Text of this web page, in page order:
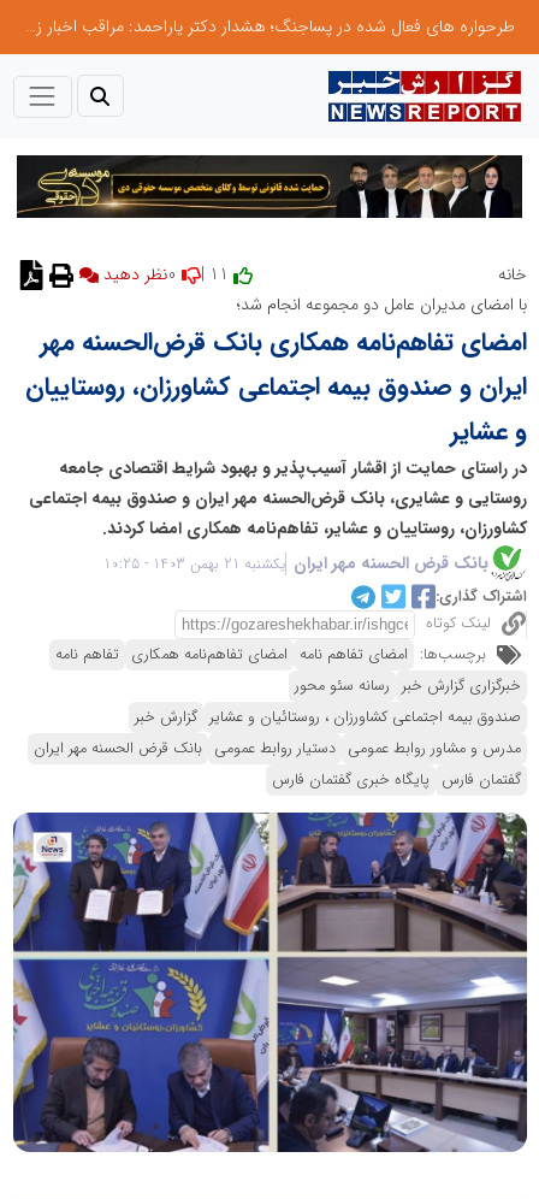
طرحواره های فعال شده در پساجنگ؛ هشدار دکتر یاراحمد: مراقب اخبار زرد و واکنش های هیجانی باشید
خانه
نظر دهید
با امضای مدیران عامل دو مجموعه انجام شد؛
امضای تفاهم‌نامه همکاری بانک قرض‌الحسنه مهر
ایران و صندوق بیمه اجتماعی کشاورزان، روستاییان
و عشایر
در راستای حمایت از اقشار آسیب‌پذیر و بهبود شرایط اقتصادی جامعه
روستایی و عشایری، بانک قرض‌الحسنه مهر ایران و صندوق بیمه اجتماعی
کشاورزان، روستاییان و عشایر، تفاهم‌نامه همکاری امضا کردند.
بانک قرض الحسنه مهر ایران یکشنبه 21 بهمن 1403 - 10:25
اشتراک گذاری:
لینک کوتاه
برچسب‌ها: امضای تفاهم نامه امضای تفاهم‌نامه همکاری تفاهم نامه
خبرگزاری گزارش خبر رسانه سئو محور
صندوق بیمه اجتماعی کشاورزان ، روستائیان و عشایر گزارش خبر
مدرس و مشاور روابط عمومی دستیار روابط عمومی بانک قرض الحسنه مهر ایران
گفتمان فارس پایگاه خبری گفتمان فارس